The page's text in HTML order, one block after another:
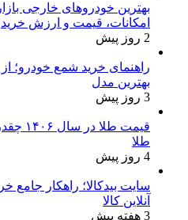
امکانات، قیمت و ارزش خرید
2 روز پیش
راهنمای خرید شمع خودرو؛
بهترین مدل
3 روز پیش
قیمت
طلا
4 روز پیش
سایت بیدکالا؛ راهکار جامع
آنلاین کالا
3 هفته پیش